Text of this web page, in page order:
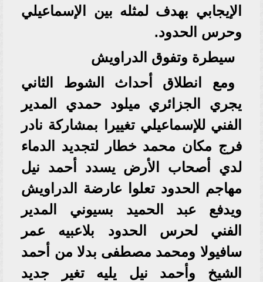
الإيجابي بهدف لمثله بين الإسماعيلي
وحرس الحدود.
سيطرة وتفوق الدراويش
ومع انطلاق أحداث الشوط الثاني
يجري الجزائري ميلود حمدي المدير
الفني للإسماعيلي تغييرا بمشاركة نادر
فرج مكان محمد خطار لتجديد الدماء
لدي أصحاب الأرض يسدد أحمد نيل
مهاجم الحدود تعلوا عارضة الدراويش
ويدفع عبد الحميد بسيوني المدير
الفني لحرس الحدود بلاعبيه عمر
سافيولا ومحمد مصطفى بدلا من أحمد
الشيخ وأحمد نيل يليه تغير جديد